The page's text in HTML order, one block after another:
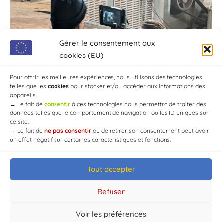
Gérer le consentement aux
cookies (EU)
Pour offrir les meilleures expériences, nous utilisons des technologies
telles que les cookies pour stocker et/ou accéder aux informations des
appareils.
→ Le fait de consentir à ces technologies nous permettra de traiter des
données telles que le comportement de navigation ou les ID uniques sur
ce site.
→ Le fait de ne pas consentir ou de retirer son consentement peut avoir
un effet négatif sur certaines caractéristiques et fonctions.
Tout accepter
Refuser
Voir les préférences
© Mairie de Chaource [2004-2024] | Tous droits réservés.
Developed byWEB3-DESIGN